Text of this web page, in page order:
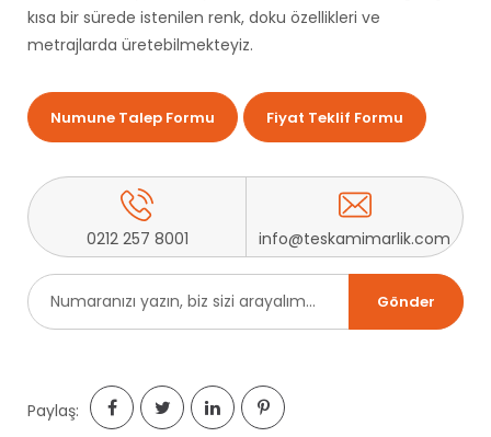
kısa bir sürede istenilen renk, doku özellikleri ve
metrajlarda üretebilmekteyiz.
Numune Talep Formu Fiyat Teklif Formu
0212 257 8001 info@teskamimarlik.com
Paylaş: